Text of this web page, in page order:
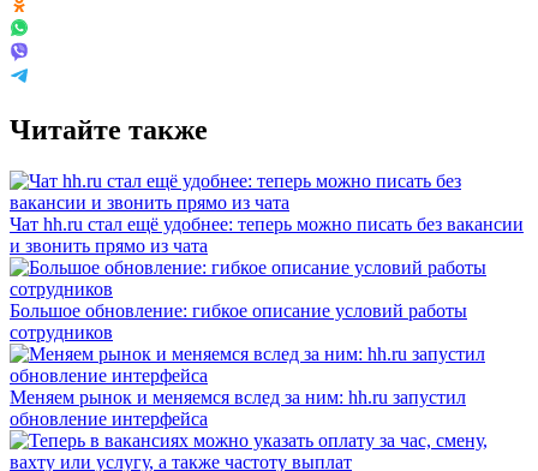
Читайте также
Чат hh.ru стал ещё удобнее: теперь можно писать без вакансии
и звонить прямо из чата
Большое обновление: гибкое описание условий работы
сотрудников
Меняем рынок и меняемся вслед за ним: hh.ru запустил
обновление интерфейса